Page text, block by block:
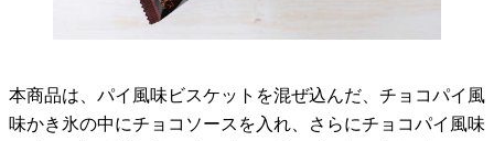
本商品は、パイ風味ビスケットを混ぜ込んだ、チョコパイ風
味かき氷の中にチョコソースを入れ、さらにチョコパイ風味